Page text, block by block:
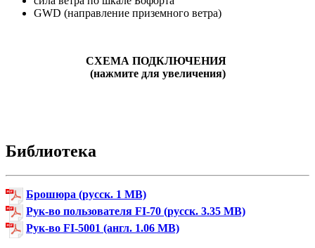
GWD (направление приземного ветра)
СХЕМА ПОДКЛЮЧЕНИЯ
(нажмите для увеличения)
Библиотека
Брошюра (русск. 1 MB)
Рук-во пользователя FI-70 (русск. 3.35 MB)
Рук-во FI-5001 (англ. 1.06 MB)